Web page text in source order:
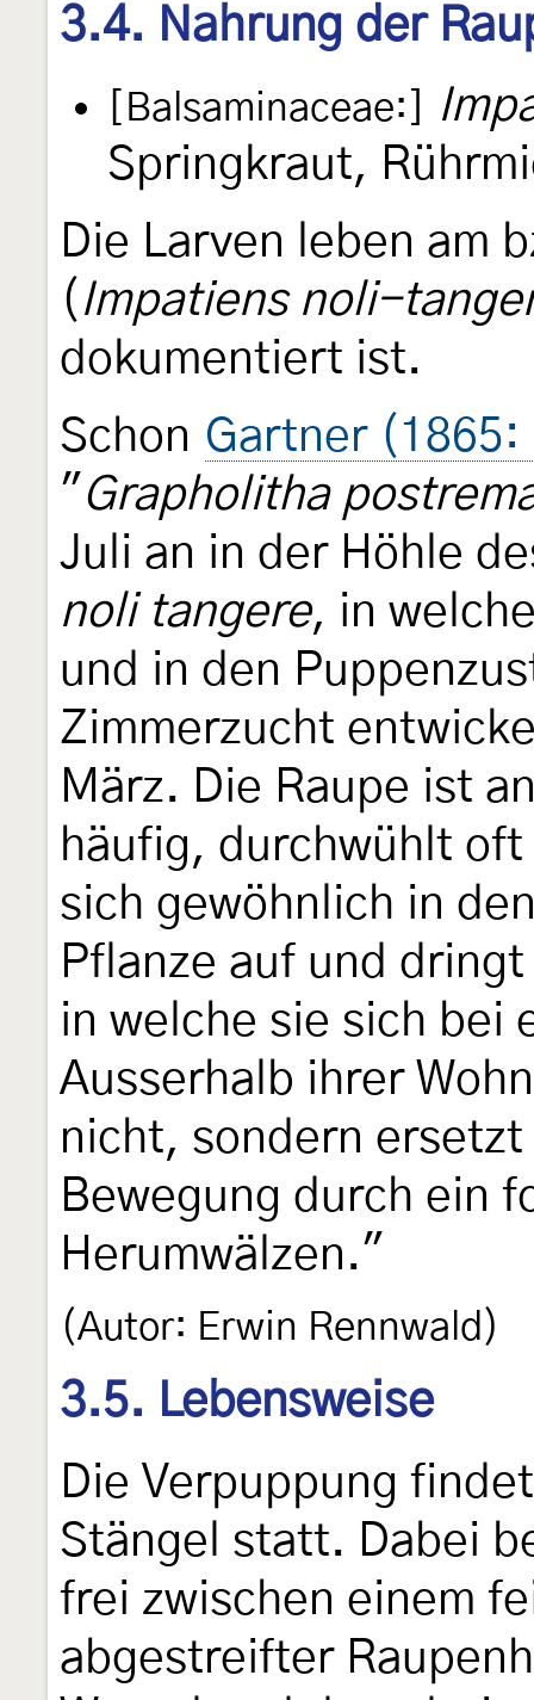
3.4. Nahrung der
[Balsaminaceae:]
Springkraut,
Die Larven leben am
( Impatiens noli-
dokumentiert ist.
Schon Gartner (1865:
" Grapholitha
Juli an in der Höhle
noli tangere, in
und in den
Zimmerzucht
März. Die Raupe ist
häufig, durchwühlt
sich gewöhnlich in
Pflanze auf und
in welche sie sich bei
Ausserhalb ihrer
nicht, sondern
Bewegung durch ein
Herumwälzen."
(Autor: Erwin Rennwald)
3.5. Lebensweise
Die Verpuppung
Stängel statt. Dabei
frei zwischen einem
abgestreifter